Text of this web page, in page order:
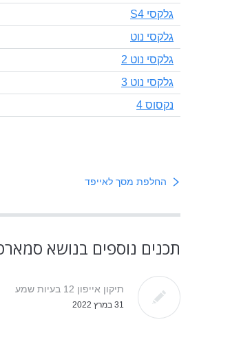
גלקסי S4
גלקסי נוט
גלקסי נוט 2
גלקסי נוט 3
נקסוס 4
החלפת מסך לאייפד
תכנים נוספים בנושא
תיקון אייפון 12 בעיות שמע
31 במרץ 2022